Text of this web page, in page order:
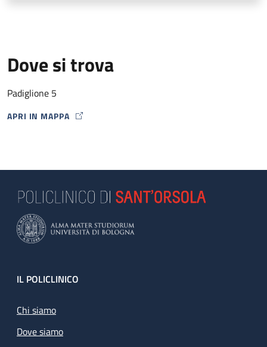
Dove si trova
Padiglione 5
APRI IN MAPPA
MAP ICON
Footer
IL POLICLINICO
Chi siamo
Dove siamo